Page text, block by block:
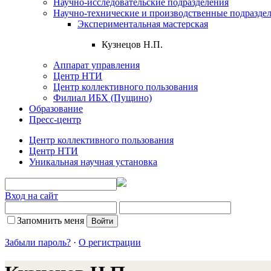
Научно-технические и производственные
Экспериментальная мастерская
Кузнецов Н.П.
Аппарат управления
Центр НТИ
Центр коллективного пользования
Филиал ИБХ (Пущино)
Образование
Пресс-центр
Центр коллективного пользования
Центр НТИ
Уникальная научная установка
Вход на сайт
Запомнить меня
Забыли пароль? · О регистрации